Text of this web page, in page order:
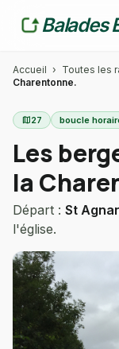
Balades
Accueil › Toutes les
Charentonne.
map27 boucle
Les
la
Départ : St
l'église.